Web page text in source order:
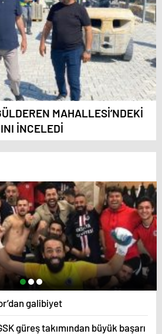
MAHALLESİ’NDEKİ
İNCELEDİ
galibiyet
güreş takımından büyük başarı